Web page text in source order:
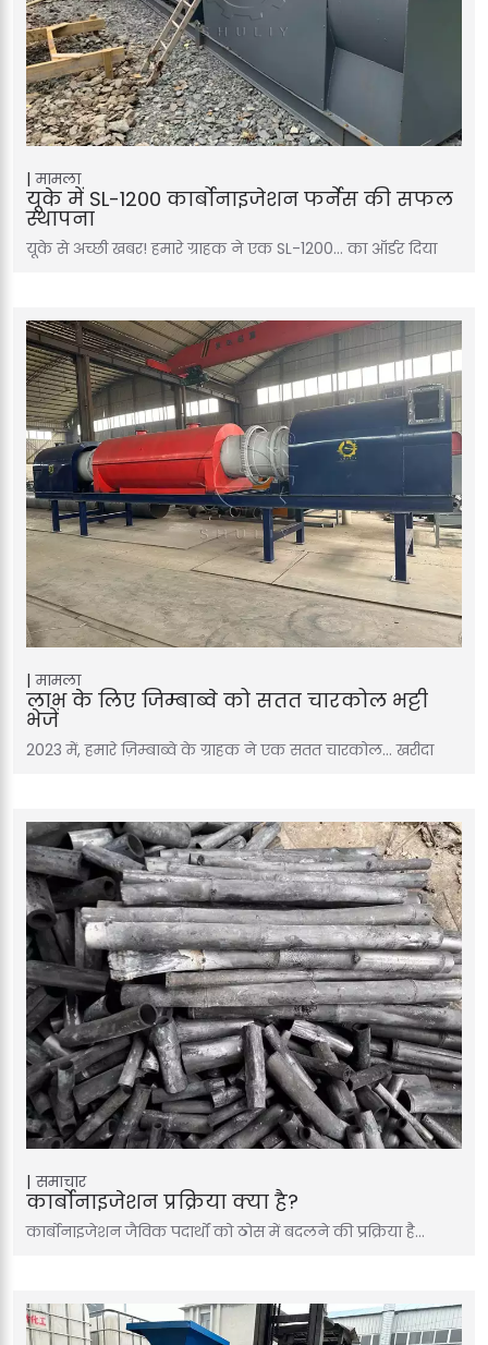
मामला
यूके में SL-1200 कार्बोनाइजेशन फर्नेस की सफल
स्थापना
यूके से अच्छी खबर! हमारे ग्राहक ने एक SL-1200… का ऑर्डर दिया
मामला
लाभ के लिए जिम्बाब्वे को सतत चारकोल भट्टी
भेजें
2023 में, हमारे ज़िम्बाब्वे के ग्राहक ने एक सतत चारकोल… खरीदा
समाचार
कार्बोनाइजेशन प्रक्रिया क्या है?
कार्बोनाइजेशन जैविक पदार्थों को ठोस में बदलने की प्रक्रिया है…